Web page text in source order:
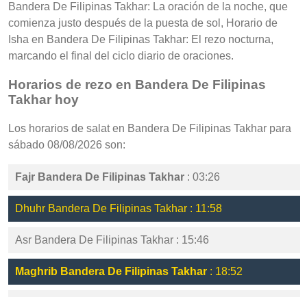
Bandera De Filipinas Takhar: La oración de la noche, que
comienza justo después de la puesta de sol, Horario de
Isha en Bandera De Filipinas Takhar: El rezo nocturna,
marcando el final del ciclo diario de oraciones.
Horarios de rezo en Bandera De Filipinas
Takhar hoy
Los horarios de salat en Bandera De Filipinas Takhar para
sábado 08/08/2026 son:
Fajr Bandera De Filipinas Takhar : 03:26
Dhuhr Bandera De Filipinas Takhar : 11:58
Asr Bandera De Filipinas Takhar : 15:46
Maghrib Bandera De Filipinas Takhar : 18:52